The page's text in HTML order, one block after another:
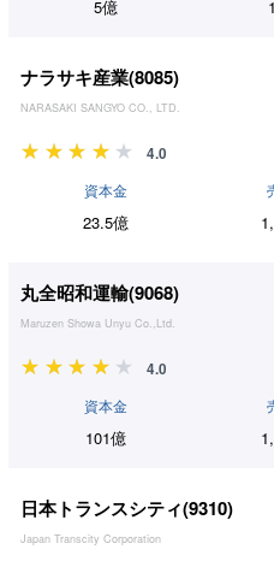
5億
ナラサキ産業(8085)
NARASAKI SANGYO CO., LTD.
4.0
資本金
23.5億
丸全昭和運輸(9068)
Maruzen Showa Unyu Co.,Ltd.
4.0
資本金
101億
日本トランスシティ(9310)
Japan Transcity Corporation